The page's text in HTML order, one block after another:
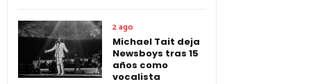
2 ago
Michael Tait deja
Newsboys tras 15
años como
vocalista